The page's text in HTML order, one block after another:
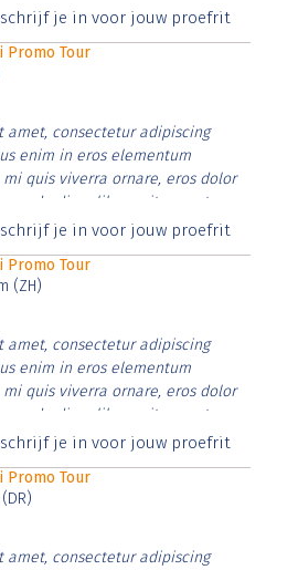
et justo cursus id rutrum lorem
schrijf je in voor jouw proefrit
Promo Tour
amet, consectetur adipiscing
enim in eros elementum
mi quis viverra ornare, eros dolor
diam libero vitae erat.
et justo cursus id rutrum lorem
schrijf je in voor jouw proefrit
Promo Tour
(ZH)
amet, consectetur adipiscing
enim in eros elementum
mi quis viverra ornare, eros dolor
diam libero vitae erat.
et justo cursus id rutrum lorem
schrijf je in voor jouw proefrit
Promo Tour
amet, consectetur adipiscing